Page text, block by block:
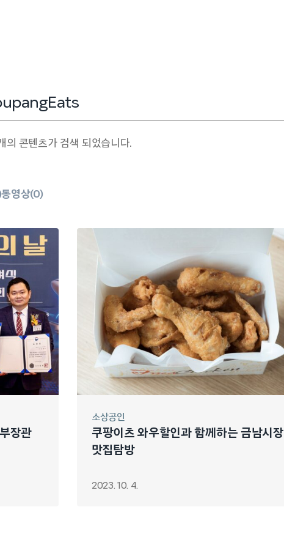
의 콘텐츠가 검색 되었습니다.
동영상(0)
장관
소상공인
쿠팡이츠 와우할인과 함께하는 금남시장
맛집탐방
2023. 10. 4.